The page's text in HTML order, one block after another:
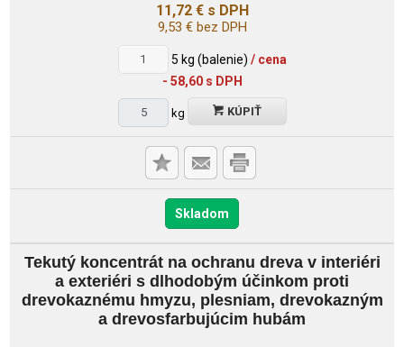
11,72 €s DPH
9,53 €bez DPH
5 kg (balenie) / cena
- 58,60 s DPH
kg KÚPIŤ
Skladom
Tekutý koncentrát na ochranu dreva v interiéri
a exteriéri s dlhodobým účinkom proti
drevokaznému hmyzu, plesniam, drevokazným
a drevosfarbujúcim hubám